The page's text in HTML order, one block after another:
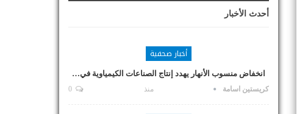
أحدث الأخبار
أخبار صحفية
انخفاض منسوب الأنهار يهدد إنتاج الصناعات الكيمياوية في…
كريستين اسامة منذ